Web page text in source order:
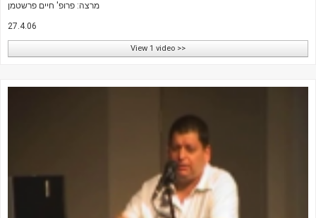
מרצה: פרופ' חיים פרשטמן
27.4.06
View 1 video >>